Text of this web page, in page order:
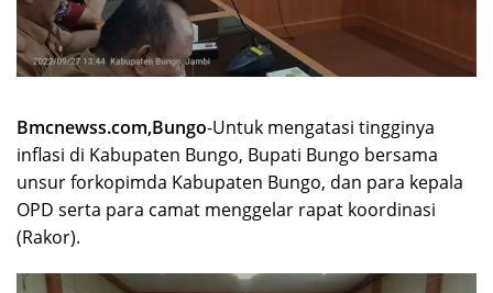
Bmcnewss.com,Bungo-Untuk mengatasi tingginya
inflasi di Kabupaten Bungo, Bupati Bungo bersama
unsur forkopimda Kabupaten Bungo, dan para kepala
OPD serta para camat menggelar rapat koordinasi
(Rakor).